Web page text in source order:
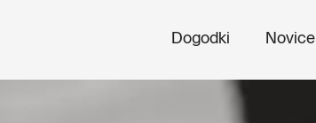
Dogodki Novice